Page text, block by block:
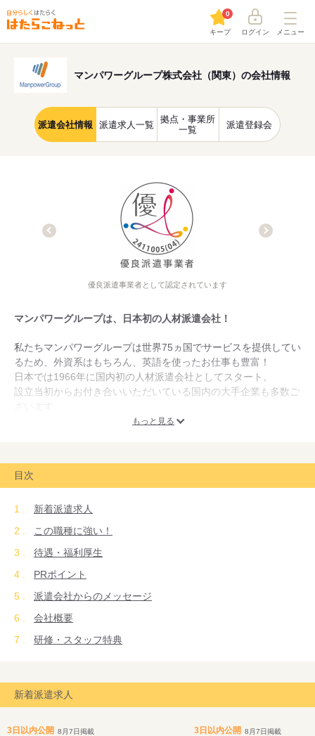
キープ
0
ログイン メニュー
マンパワーグループ株式会社（関東）の会社情報
派遣会社情報 派遣求人一覧
拠点・事業所
一覧
派遣登録会
優良派遣事業者として認定されています
マンパワーグループは、日本初の人材派遣会社！
私たちマンパワーグループは世界75ヵ国でサービスを提供してい
るため、外資系はもちろん、英語を使ったお仕事も豊富！
日本では1966年に国内初の人材派遣会社としてスタート。
設立当初からお付き合いいただいている国内の大手企業も多数ご
私たちが変わらず大切に持ち続けているものは「働く人の視点で
すべてを考えていくこと」 です。
できるよう、私たちマンパワーグループは真摯に取り組んでいき
もっと見る
目次
新着派遣求人
この職種に強い！
待遇・福利厚生
PRポイント
派遣会社からのメッセージ
会社概要
研修・スタッフ特典
新着派遣求人
3日以内公開 8月7日掲載 3日以内公開 8月7日掲載